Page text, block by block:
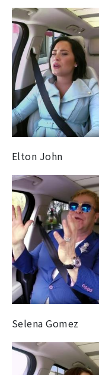
Elton John
Selena Gomez